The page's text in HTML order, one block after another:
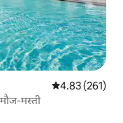
औसत रेटिंग 5 में से
4.83 (261)
मस्ती